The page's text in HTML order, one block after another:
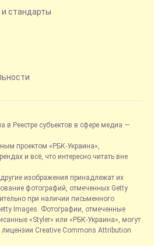
стандарты
в Реестре субъектов в сфере медиа —
проектом «РБК-Украина»,
и всё, что интересно читать вне
изображения принадлежат их
фотографий, отмеченных Getty
при наличии письменного
Images. Фотографии, отмеченные
«Styler» или «РБК-Украина», могут
лицензии Creative Commons Attribution